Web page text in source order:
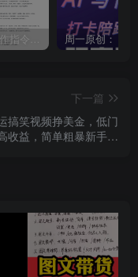
周一原创AI创作指令词：30+个领域赛道的创作提示词集合
下一篇
搞笑视频挣美金，低门
收益，简单粗暴新手月